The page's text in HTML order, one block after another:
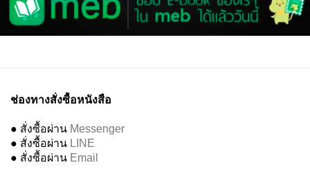
ช่องทางสั่งซื้อหนังสือ
● สั่งซื้อผ่าน Messenger
● สั่งซื้อผ่าน LINE
● สั่งซื้อผ่าน Email